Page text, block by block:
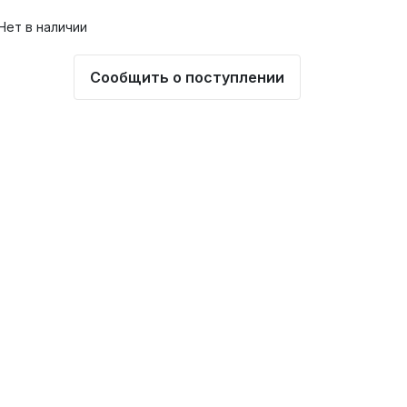
в наличии
Сообщить о поступлении